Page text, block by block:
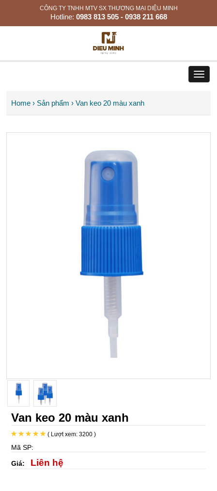
CÔNG TY TNHH MTV SX THƯƠNG MẠI DIỆU MINH
Hotline: 0983 813 505 - 0938 211 668
Home › Sản phẩm › Van keo 20 màu xanh
Van keo 20 màu xanh
( Lượt xem: 3200 )
Mã SP:
Giá: Liên hệ